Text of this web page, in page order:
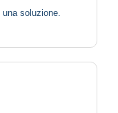
soluzione.